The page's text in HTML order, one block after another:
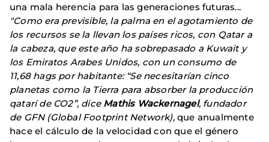
una mala herencia para las generaciones futuras...
"Como era previsible, la palma en el agotamiento de
los recursos se la llevan los países ricos, con Qatar a
la cabeza, que este año ha sobrepasado a Kuwait y
los Emiratos Arabes Unidos, con un consumo de
11,68 hagspor habitante: “Se necesitarían cinco
planetas como la Tierra para absorber la producción
qatarí de CO2”, dice Mathis Wackernagel, fundador
de GFN (Global Footprint Network),que anualmente
hace el cálculo de la velocidad con que el género